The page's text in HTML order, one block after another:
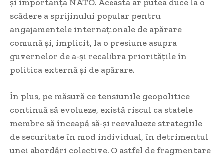
și importanța NATO. Aceasta ar putea duce la o
scădere a sprijinului popular pentru
angajamentele internaționale de apărare
comună și, implicit, la o presiune asupra
guvernelor de a-și recalibra prioritățile în
politica externă și de apărare.
În plus, pe măsură ce tensiunile geopolitice
continuă să evolueze, există riscul ca statele
membre să înceapă să-și reevalueze strategiile
de securitate în mod individual, în detrimentul
unei abordări colective. O astfel de fragmentare